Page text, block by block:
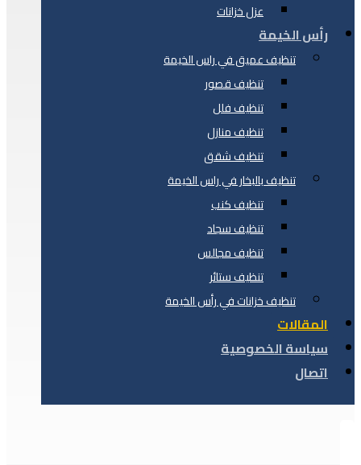
عزل خزانات
رأس الخيمة
تنظيف عميق في راس الخيمة
تنظيف قصور
تنظيف فلل
تنظيف منازل
تنظيف شقق
تنظيف بالبخار في راس الخيمة
تنظيف كنب
تنظيف سجاد
تنظيف مجالس
تنظيف ستائر
تنظيف خزانات في رأس الخيمة
المقالات
سياسة الخصوصية
اتصال